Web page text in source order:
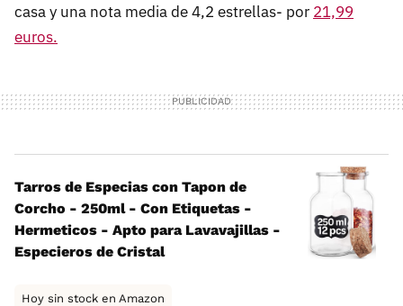
casa y una nota media de 4,2 estrellas- por 21,99
euros.
Tarros de Especias con Tapon de
Corcho - 250ml - Con Etiquetas -
Hermeticos - Apto para Lavavajillas -
Especieros de Cristal
Hoy sin stock en Amazon